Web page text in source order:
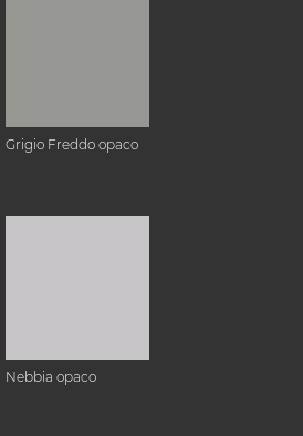
Grigio Freddo opaco
Nebbia opaco